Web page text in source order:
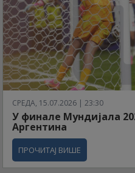
СРЕДА, 15.07.2026 | 23:30
У финале Мундијала
Аргентина
ПРОЧИТАЈ ВИШЕ